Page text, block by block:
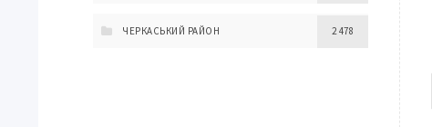
ЧЕРКАСЬКИЙ РАЙОН 2 478